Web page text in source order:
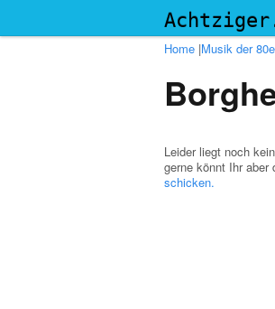
Home |Musik der
Leider liegt noch
gerne könnt Ihr aber
schicken.